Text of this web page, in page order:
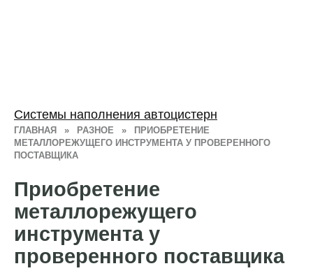
ГЛАВНАЯ » РАЗНОЕ »
ПРИОБРЕТЕНИЕ
МЕТАЛЛОРЕЖУЩЕГО ИНСТРУМЕНТА У ПРОВЕРЕННОГО
ПОСТАВЩИКА
Приобретение
металлорежущего
инструмента у
проверенного поставщика
Системы наполнения автоцистерн